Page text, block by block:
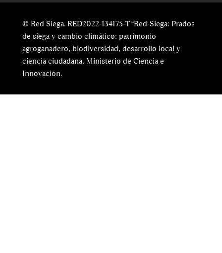
© Red Siega. RED2022-134175-T “Red-Siega: Prados
de siega y cambio climático: patrimonio
agroganadero, biodiversidad, desarrollo local y
ciencia ciudadana, Ministerio de Ciencia e
Innovación.